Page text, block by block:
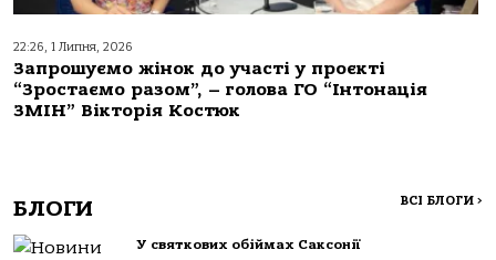
22:26, 1 Липня, 2026
Запрошуємо жінок до участі у проєкті
“Зростаємо разом”, – голова ГО “Інтонація
ЗМІН” Вікторія Костюк
БЛОГИ ВСІ БЛОГИ >
У святкових обіймах Саксонії